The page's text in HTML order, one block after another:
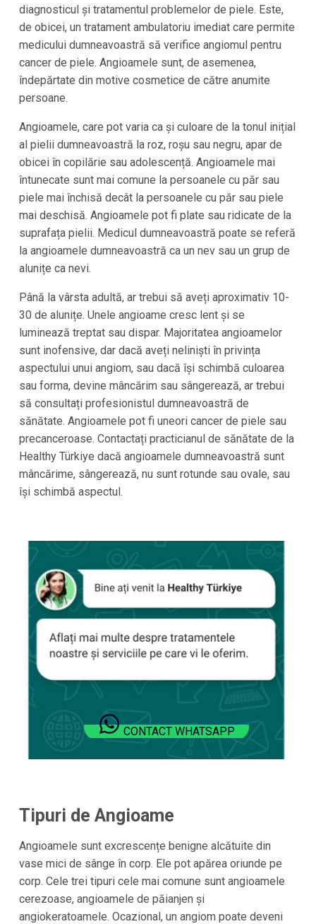
diagnosticul și tratamentul problemelor de piele. Este,
de obicei, un tratament ambulatoriu imediat care permite
medicului dumneavoastră să verifice angiomul pentru
cancer de piele. Angioamele sunt, de asemenea,
îndepărtate din motive cosmetice de către anumite
persoane.
Angioamele, care pot varia ca și culoare de la tonul inițial
al pielii dumneavoastră la roz, roșu sau negru, apar de
obicei în copilărie sau adolescență. Angioamele mai
întunecate sunt mai comune la persoanele cu păr sau
piele mai închisă decât la persoanele cu păr sau piele
mai deschisă. Angioamele pot fi plate sau ridicate de la
suprafața pielii. Medicul dumneavoastră poate se referă
la angioamele dumneavoastră ca un nev sau un grup de
alunițe ca nevi.
Până la vârsta adultă, ar trebui să aveți aproximativ 10-
30 de alunițe. Unele angioame cresc lent și se
luminează treptat sau dispar. Majoritatea angioamelor
sunt inofensive, dar dacă aveți neliniști în privința
aspectului unui angiom, sau dacă își schimbă culoarea
sau forma, devine mâncărim sau sângerează, ar trebui
să consultați profesionistul dumneavoastră de
sănătate. Angioamele pot fi uneori cancer de piele sau
precanceroase. Contactați practicianul de sănătate de la
Healthy Türkiye dacă angioamele dumneavoastră sunt
mâncărime, sângerează, nu sunt rotunde sau ovale, sau
își schimbă aspectul.
CONTACT WHATSAPP
Tipuri de Angioame
Angioamele sunt excrescențe benigne alcătuite din
vase mici de sânge în corp. Ele pot apărea oriunde pe
corp. Cele trei tipuri cele mai comune sunt angioamele
cerezoase, angioamele de păianjen și
angiokeratoamele. Ocazional, un angiom poate deveni